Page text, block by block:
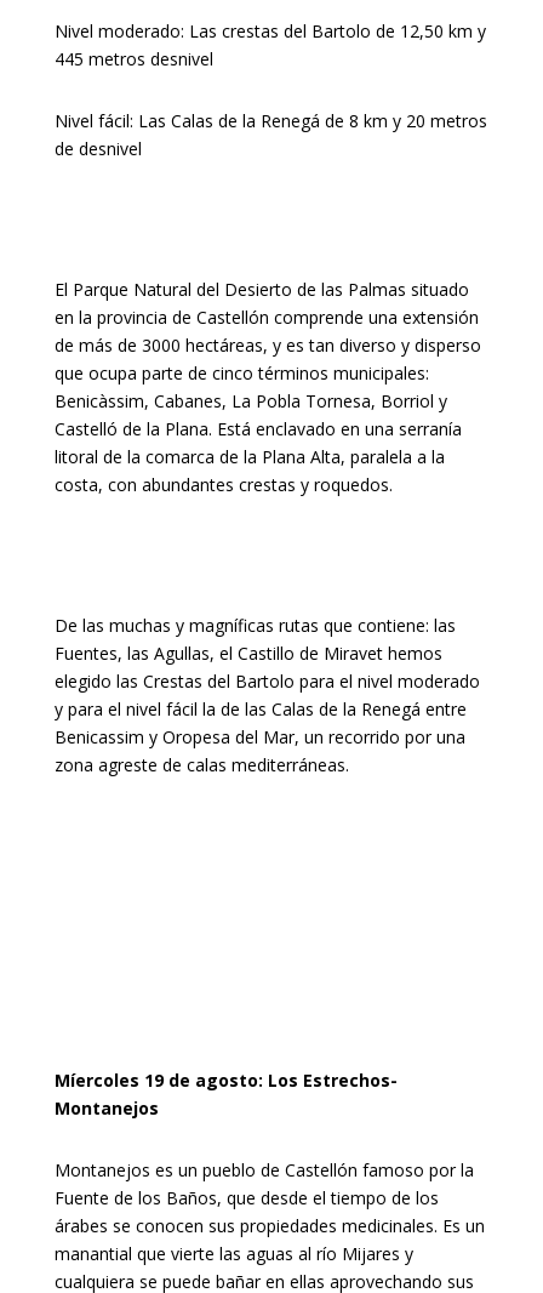
Nivel moderado: Las crestas del Bartolo de 12,50 km y
445 metros desnivel
Nivel fácil: Las Calas de la Renegá de 8 km y 20 metros
de desnivel
El Parque Natural del Desierto de las Palmas situado
en la provincia de Castellón comprende una extensión
de más de 3000 hectáreas, y es tan diverso y disperso
que ocupa parte de cinco términos municipales:
Benicàssim, Cabanes, La Pobla Tornesa, Borriol y
Castelló de la Plana. Está enclavado en una serranía
litoral de la comarca de la Plana Alta, paralela a la
costa, con abundantes crestas y roquedos.
De las muchas y magníficas rutas que contiene: las
Fuentes, las Agullas, el Castillo de Miravet hemos
elegido las Crestas del Bartolo para el nivel moderado
y para el nivel fácil la de las Calas de la Renegá entre
Benicassim y Oropesa del Mar, un recorrido por una
zona agreste de calas mediterráneas.
Míercoles 19 de agosto: Los Estrechos-
Montanejos
Montanejos es un pueblo de Castellón famoso por la
Fuente de los Baños, que desde el tiempo de los
árabes se conocen sus propiedades medicinales. Es un
manantial que vierte las aguas al río Mijares y
cualquiera se puede bañar en ellas aprovechando sus